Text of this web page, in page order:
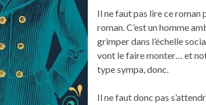
Il ne faut pas lire ce
roman. C’est un homme
grimper dans l’échelle
vont le faire monter… et
type sympa, donc.
Il ne faut donc pas